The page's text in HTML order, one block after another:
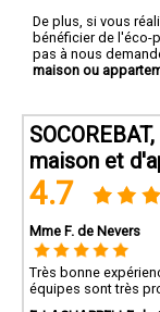
De plus, si vous
bénéficier de l'éco-
pas à nous
maison ou
maison et
4.7
Mme F. de Nevers
Très bonne
équipes sont très